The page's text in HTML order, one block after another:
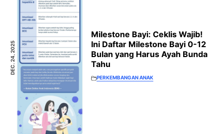
DEC. 24, 2025
Milestone Bayi: Ceklis Wajib!
Ini Daftar Milestone Bayi 0-12
Bulan yang Harus Ayah Bunda
Tahu
PERKEMBANGAN ANAK